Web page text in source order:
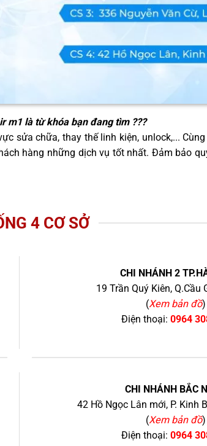
m1 là từ khóa bạn đang tìm ???
sửa chữa, thay thế linh kiện, unlock,...
hàng những dịch vụ tốt nhất. Đảm bảo
4 CƠ SỞ
CHI NHÁNH 2
19 Trần Quý Kiên, Q.Cầu
(Xem bản đồ)
Điện thoại: 0964
CHI NHÁNH BẮC
42 Hồ Ngọc Lân mới, P. Kinh
(Xem bản đồ)
Điện thoại: 0964